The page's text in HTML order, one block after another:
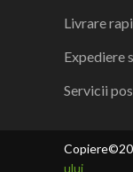
Livrare
Expediere
Servicii
ului